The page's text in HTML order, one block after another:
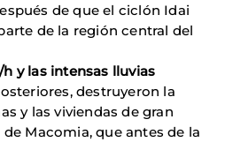
de que el ciclón Idai
de la región central del
y las intensas lluvias
destruyeron la
y las viviendas de gran
Macomia, que antes de la